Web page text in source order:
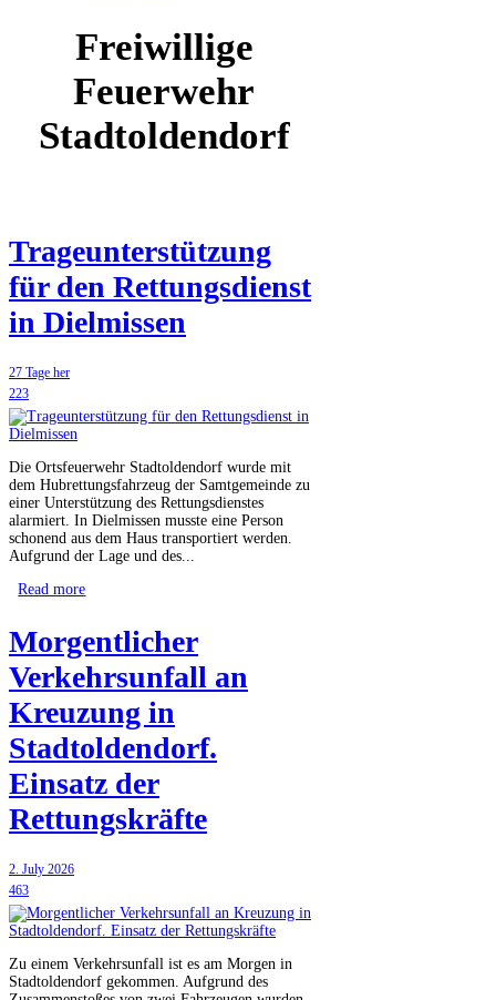
Freiwillige
Feuerwehr
Stadtoldendorf
Trageunterstützung
für den Rettungsdienst
in Dielmissen
27 Tage her
223
Die Ortsfeuerwehr Stadtoldendorf wurde mit
dem Hubrettungsfahrzeug der Samtgemeinde zu
einer Unterstützung des Rettungsdienstes
alarmiert. In Dielmissen musste eine Person
schonend aus dem Haus transportiert werden.
Aufgrund der Lage und des...
Read more
Morgentlicher
Verkehrsunfall an
Kreuzung in
Stadtoldendorf.
Einsatz der
Rettungskräfte
2. July 2026
463
Zu einem Verkehrsunfall ist es am Morgen in
Stadtoldendorf gekommen. Aufgrund des